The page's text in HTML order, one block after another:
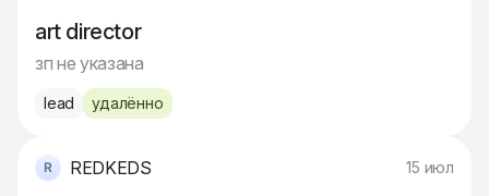
art director
зп не указана
lead удалённо
REDKEDS 15 июл